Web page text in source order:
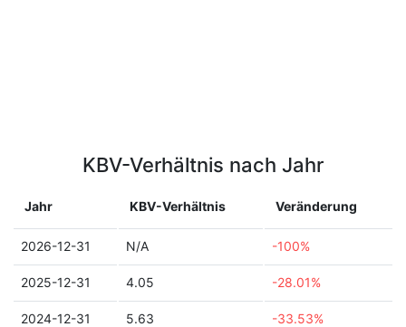
KBV-Verhältnis nach Jahr
Jahr KBV-Verhältnis Veränderung
2026-12-31 N/A -100%
2025-12-31 4.05 -28.01%
2024-12-31 5.63 -33.53%